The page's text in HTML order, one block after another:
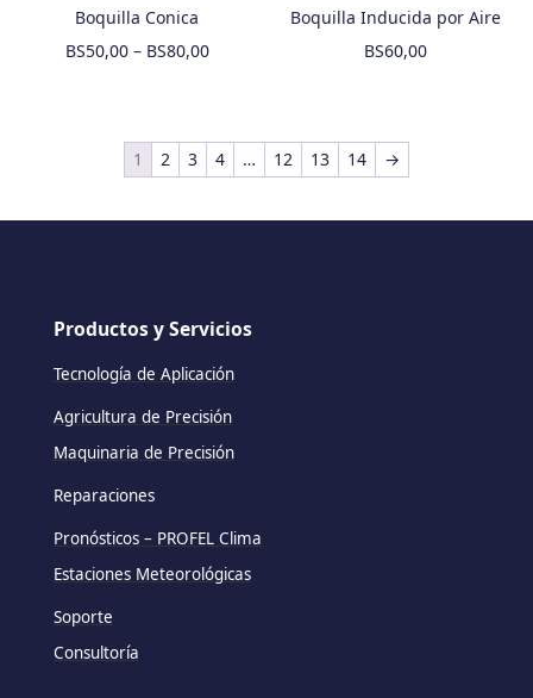
Boquilla Conica
BS50,00– BS80,00
Boquilla Inducida por Aire
BS60,00
1 2 3 4 … 12 13 14 →
Productos y Servicios
Tecnología de Aplicación
Agricultura de Precisión
Maquinaria de Precisión
Reparaciones
Pronósticos – PROFEL Clima
Estaciones Meteorológicas
Soporte
Consultoría